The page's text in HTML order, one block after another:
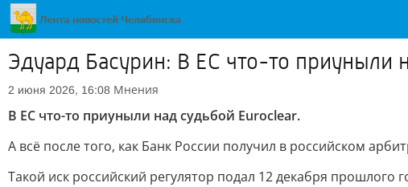
Эдуард Басурин: В ЕС что-то приуныли
2 июня 2026, 16:08 Мнения
В ЕС что-то приуныли над судьбой Euroclear.
А всё после того, как Банк России получил в российском
Такой иск российский регулятор подал 12 декабря